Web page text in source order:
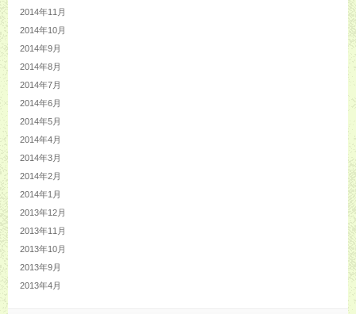
2014年11月
2014年10月
2014年9月
2014年8月
2014年7月
2014年6月
2014年5月
2014年4月
2014年3月
2014年2月
2014年1月
2013年12月
2013年11月
2013年10月
2013年9月
2013年4月